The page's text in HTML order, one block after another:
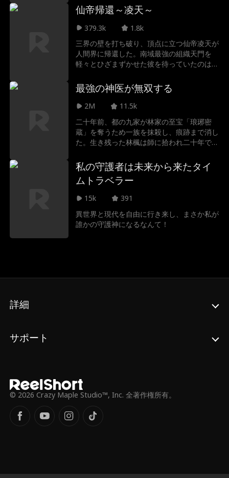
中、婚約者の林雪妍から一方的に婚約破棄を
突きつけられ、さらに妹弟子の蘇婉児と内門
弟子の羅雲によって生まれ持った天道骨を奪
し、どん底に落ちたその瞬間、ついに試練を
乗り越えた方辰は恩師の遺した大いなる力を
手に入れ、見事な復活を遂げる。奪われた誇
帰還を懸けた過酷な七峰選抜への挑戦を決意
が彼の力を試そうと近づくが、突如彼女の特
異体質陰火之体が暴走。方辰は彼女を救おう
とするも、周囲からあらぬ誤解を受けてしま
う。しかし、夢瑶だけは彼の真意を信じ抜い
た。執拗に嫌がらせを繰り返す蘇婉児と羅
雲。だが、方辰と夢瑶の鮮やかな連携の前に
彼らの企みは次々と打ち砕かれ、羅雲の腹心
何修は丹田を破壊され宗門を追放される。
仙帝帰還～凌天～
379.3k
1.8k
三界の壁を打ち破り、頂点に立つ仙帝凌天が
人間界に帰還した。南域最強の組織天門を
軽々とひざまずかせた彼を待っていたのは、
だった。怒りに震える凌天が天門の聖器東皇
鐘を鳴らした時、愚かな者たちへの凄惨な復
讐が幕を開ける。憎き李家姉弟を蹂躙し、賭
えてみせ、彼を嘲笑う者たちを次々と絶望の
どん底へ叩き落としていく。そして迎えた仙
縁大会。弟が差し向けた本物の仙人すらも彼
え上がらせる。
最強の神医が無双する
2M
11.5k
二十年前、都の九家が林家の至宝「琅琊密
蔵」を奪うため一族を抹殺し、痕跡まで消し
た。生き残った林楓は師に拾われ二十年で最
断てと下山し、唐紫嫣と出会って唐家と江家
の争いに巻き込まれる。関わる気はなかった
のに、唐家と自分の過去が不気味につながっ
ていると気づき――彼の因果を断ち切る鍵
は、唐家にあるのかもしれない。
私の守護者は未来から来たタイ
ムトラベラー
15k
391
異世界と現代を自由に行き来し、まさか私が
誰かの守護神になるなんて！
詳細
サポート
© 2026 Crazy Maple Studio™, Inc. 全著作権所有。